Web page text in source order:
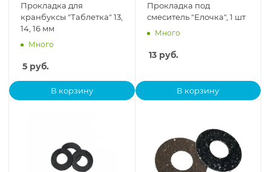
Прокладка для
кранбуксы "Таблетка" 13,
14, 16 мм
Много
5 руб.
В корзину
Прокладка под
смеситель "Елочка", 1 шт
Много
13руб.
В корзину